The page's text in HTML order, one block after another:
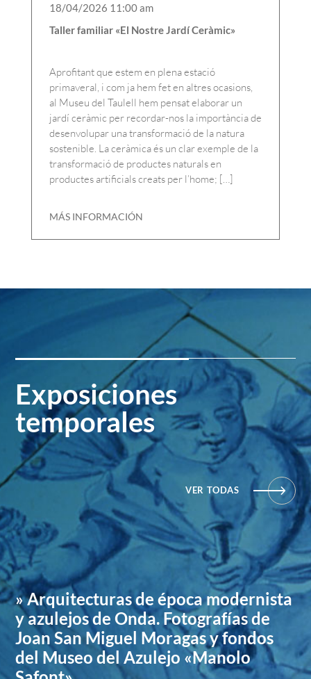
18/04/2026 11:00 am
Taller familiar «El Nostre Jardí Ceràmic»
Aprofitant que estem en plena estació
primaveral, i com ja hem fet en altres ocasions,
al Museu del Taulell hem pensat elaborar un
jardí ceràmic per recordar-nos la importància de
desenvolupar una transformació de la natura
sostenible. La ceràmica és un clar exemple de la
transformació de productes naturals en
productes artificials creats per l’home; […]
MÁS INFORMACIÓN
Exposiciones
temporales
VER TODAS
» Arquitecturas de época modernista
y azulejos de Onda. Fotografías de
Joan San Miguel Moragas y fondos
del Museo del Azulejo «Manolo